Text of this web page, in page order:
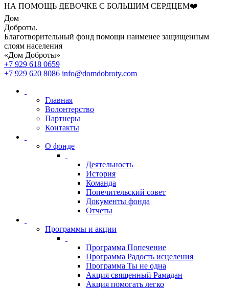
НА ПОМОЩЬ ДЕВОЧКЕ С БОЛЬШИМ СЕРДЦЕМ❤️
Дом
Доброты.
Благотворительный фонд помощи наименее защищенным
слоям населения
«Дом Доброты»
+7 929 618 0659
+7 929 620 8086 info@domdobroty.com
Главная
Волонтерство
Партнеры
Контакты
О фонде
Деятельность
История
Команда
Попечительский совет
Документы фонда
Отчеты
Программы и акции
Программа Попечение
Программа Радость исцеления
Программа Ты не одна
Акция священный Рамадан
Акция помогать легко